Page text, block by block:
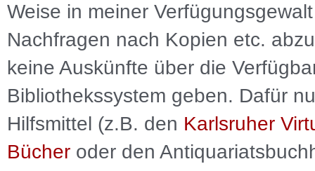
Weise in meiner
Nachfragen nach Kopien etc.
keine Auskünfte über die
Bibliothekssystem geben. Dafür
Hilfsmittel (z.B. den Karlsruher
Bücher oder den